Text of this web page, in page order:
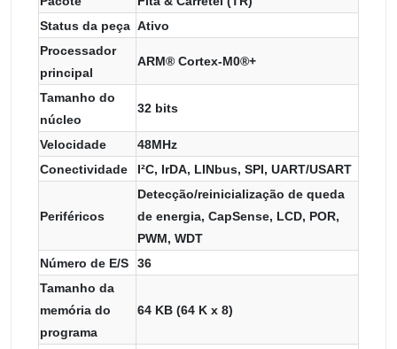
Status da peça Ativo
Processador
principal
ARM® Cortex-M0®+
Tamanho do
núcleo
32 bits
Velocidade
48MHz
Conectividade
I²C, IrDA, LINbus, SPI, UART/USART
Periféricos
Detecção/reinicialização de queda
de energia, CapSense, LCD, POR,
PWM, WDT
Número de E/S
36
Tamanho da
memória do
programa
64 KB (64 K x 8)